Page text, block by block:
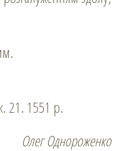
21. 1551 р.
Олег Однороженко